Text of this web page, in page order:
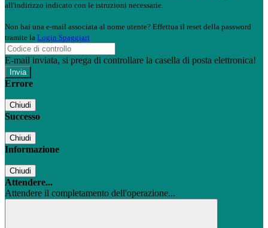
all'indirizzo indicato con le istruzioni necessarie.
Non hai una e-mail associata al nome utente? Effettua il reset della password
tramite la Login Spaggiari
E-mail inviata, si prega di controllare la casella di posta elettronica!
Errore
Chiudi
Successo
Chiudi
Informazione
Chiudi
Attendere...
Attendere il completamento dell'operazione...